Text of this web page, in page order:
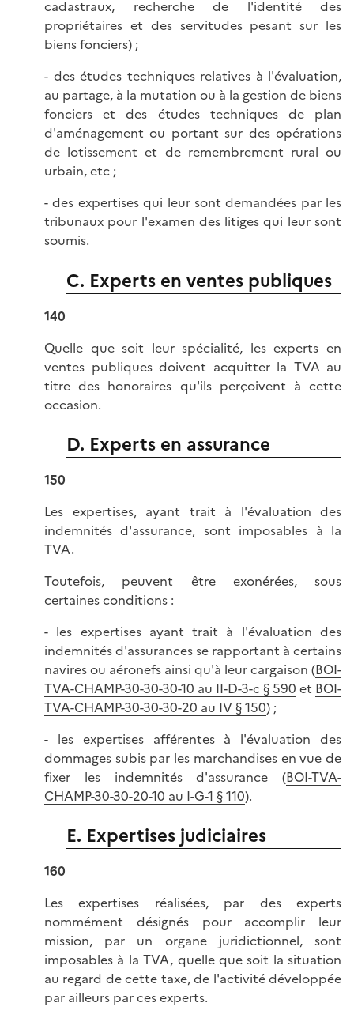
cadastraux, recherche de l'identité des
propriétaires et des servitudes pesant sur les
biens fonciers) ;
- des études techniques relatives à l'évaluation,
au partage, à la mutation ou à la gestion de biens
fonciers et des études techniques de plan
d'aménagement ou portant sur des opérations
de lotissement et de remembrement rural ou
urbain, etc ;
- des expertises qui leur sont demandées par les
tribunaux pour l'examen des litiges qui leur sont
soumis.
C. Experts en ventes publiques
140
Quelle que soit leur spécialité, les experts en
ventes publiques doivent acquitter la TVA au
titre des honoraires qu'ils perçoivent à cette
occasion.
D. Experts en assurance
150
Les expertises, ayant trait à l'évaluation des
indemnités d'assurance, sont imposables à la
TVA.
Toutefois, peuvent être exonérées, sous
certaines conditions :
- les expertises ayant trait à l'évaluation des
indemnités d'assurances se rapportant à certains
navires ou aéronefs ainsi qu'à leur cargaison (BOI-
TVA-CHAMP-30-30-30-10 au II-D-3-c § 590 et BOI-
TVA-CHAMP-30-30-30-20 au IV § 150) ;
- les expertises afférentes à l'évaluation des
dommages subis par les marchandises en vue de
fixer les indemnités d'assurance (BOI-TVA-
CHAMP-30-30-20-10 au I-G-1 § 110).
E. Expertises judiciaires
160
Les expertises réalisées, par des experts
nommément désignés pour accomplir leur
mission, par un organe juridictionnel, sont
imposables à la TVA, quelle que soit la situation
au regard de cette taxe, de l'activité développée
par ailleurs par ces experts.